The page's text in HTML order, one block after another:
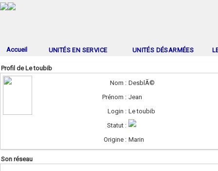
Accueil UNITÉS EN SERVICE UNITÉS DÉSARMÉES
Profil de Le toubib
Nom : DesblÃ©
Prénom : Jean
Login : Le toubib
Statut :
Origine : Marin
Son réseau